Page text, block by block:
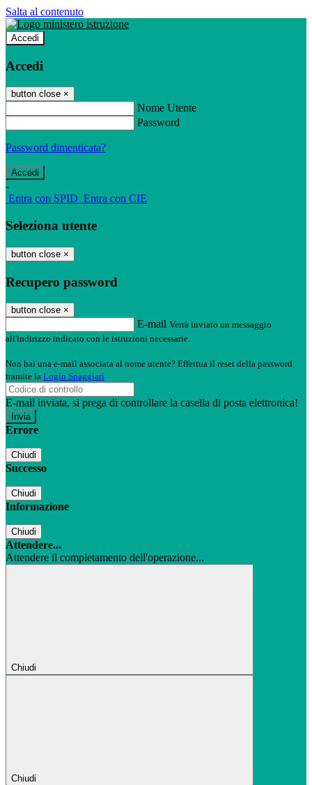
Salta al contenuto
Accedi
Accedi
button close ×
Nome Utente
Password
Password dimenticata?
-
Entra con SPID Entra con CIE
Seleziona utente
button close ×
Recupero password
button close ×
E-mail Verrà inviato un messaggio
all'indirizzo indicato con le istruzioni necessarie.
Non hai una e-mail associata al nome utente? Effettua il reset della password
tramite la Login Spaggiari
E-mail inviata, si prega di controllare la casella di posta elettronica!
Errore
Chiudi
Successo
Chiudi
Informazione
Chiudi
Attendere...
Attendere il completamento dell'operazione...
Chiudi
Chiudi